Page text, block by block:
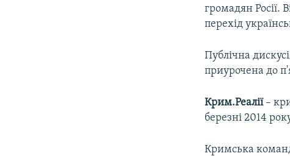
громадян Росії.
перехід
Публічна
приурочена до
Крим.Реалії –​
березні 2014
Кримська